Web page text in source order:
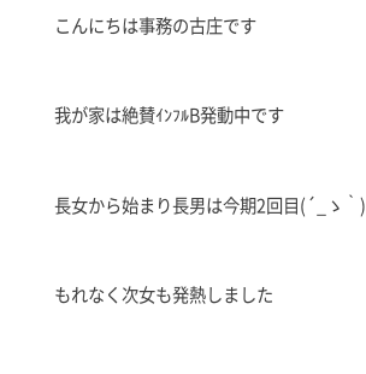
こんにちは事務の古庄です
我が家は絶賛ｲﾝﾌﾙB発動中です
長女から始まり長男は今期2回目(´_ゝ｀)
もれなく次女も発熱しました